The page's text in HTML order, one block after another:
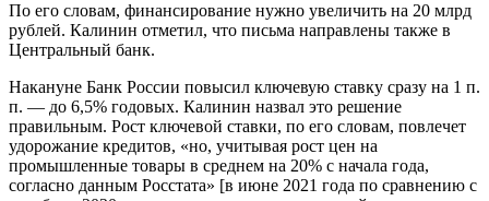
По его словам, финансирование нужно увеличить на 20 млрд
рублей. Калинин отметил, что письма направлены также в
Центральный банк.
Накануне Банк России повысил ключевую ставку сразу на 1 п.
п. — до 6,5% годовых. Калинин назвал это решение
правильным. Рост ключевой ставки, по его словам, повлечет
удорожание кредитов, «но, учитывая рост цен на
промышленные товары в среднем на 20% с начала года,
согласно данным Росстата» [в июне 2021 года по сравнению с